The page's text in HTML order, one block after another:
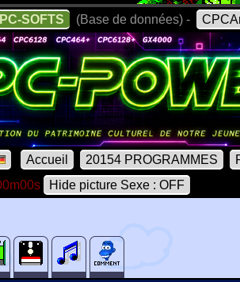
SOFTS (Base de données) -
Accueil 20154 PROGRAMMES
Hide picture Sexe : OFF